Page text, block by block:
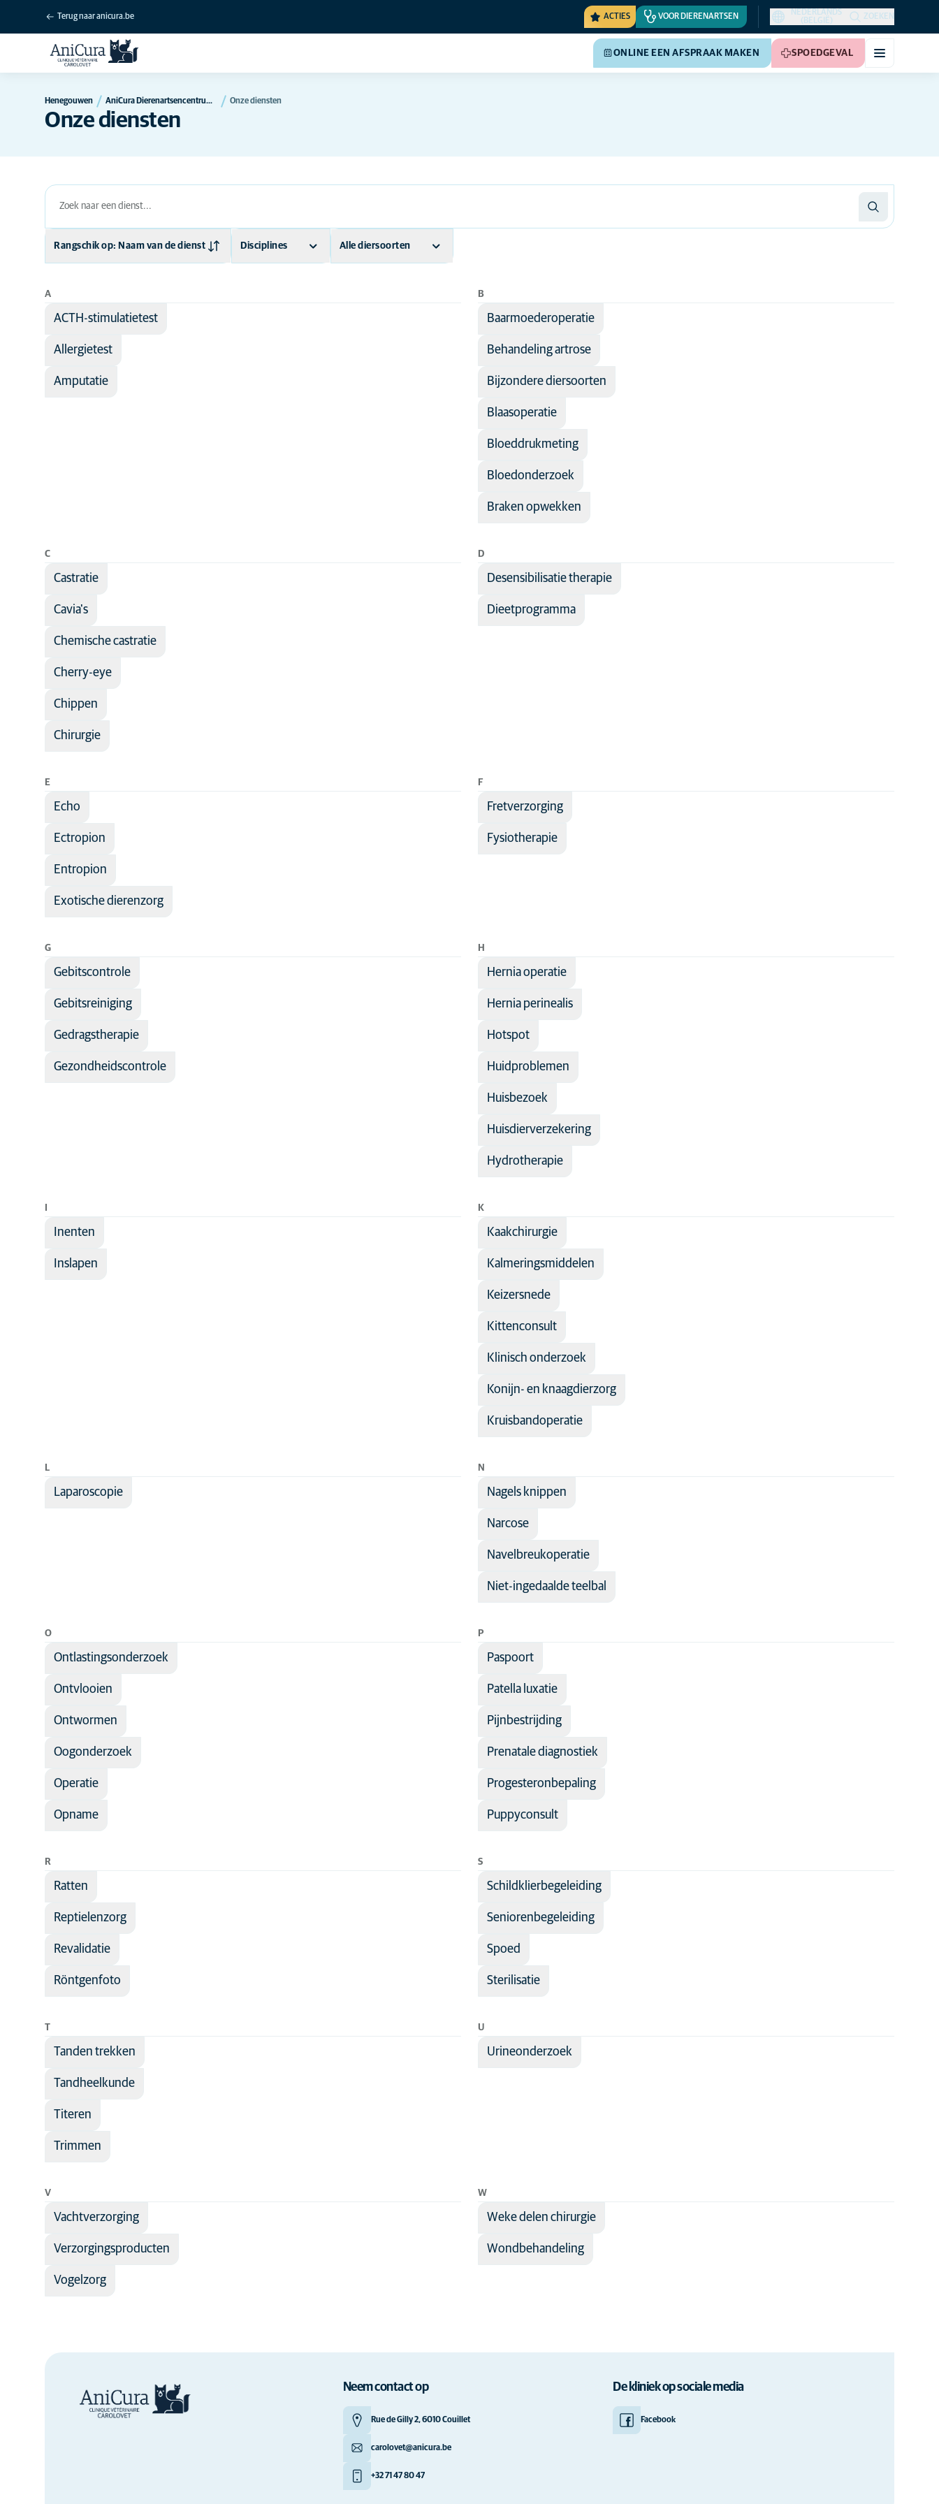
Terug naar anicura.be ACTIES VOOR DIERENARTSEN
NEDERLANDS
(BELGIË)
ZOEKEN
ONLINE EEN AFSPRAAK MAKEN SPOEDGEVAL
Henegouwen AniCura Dierenartsencentrum Carolovet in Charleroi Onze diensten
Onze diensten
Rangschik op: Naam van de dienst Disciplines Alle diersoorten
A
ACTH-stimulatietest
Allergietest
Amputatie
B
Baarmoederoperatie
Behandeling artrose
Bijzondere diersoorten
Blaasoperatie
Bloeddrukmeting
Bloedonderzoek
Braken opwekken
C
Castratie
Cavia's
Chemische castratie
Cherry-eye
Chippen
Chirurgie
D
Desensibilisatie therapie
Dieetprogramma
E
Echo
Ectropion
Entropion
Exotische dierenzorg
F
Fretverzorging
Fysiotherapie
G
Gebitscontrole
Gebitsreiniging
Gedragstherapie
Gezondheidscontrole
H
Hernia operatie
Hernia perinealis
Hotspot
Huidproblemen
Huisbezoek
Huisdierverzekering
Hydrotherapie
Inenten
Inslapen
K
Kaakchirurgie
Kalmeringsmiddelen
Keizersnede
Kittenconsult
Klinisch onderzoek
Konijn- en knaagdierzorg
Kruisbandoperatie
L
Laparoscopie
N
Nagels knippen
Narcose
Navelbreukoperatie
Niet-ingedaalde teelbal
O
Ontlastingsonderzoek
Ontvlooien
Ontwormen
Oogonderzoek
Operatie
Opname
P
Paspoort
Patella luxatie
Pijnbestrijding
Prenatale diagnostiek
Progesteronbepaling
Puppyconsult
R
Ratten
Reptielenzorg
Revalidatie
Röntgenfoto
S
Schildklierbegeleiding
Seniorenbegeleiding
Spoed
Sterilisatie
T
Tanden trekken
Tandheelkunde
Titeren
Trimmen
U
Urineonderzoek
V
Vachtverzorging
Verzorgingsproducten
Vogelzorg
W
Weke delen chirurgie
Wondbehandeling
Neem contact op
Rue de Gilly 2, 6010 Couillet
carolovet@anicura.be
+32 71 47 80 47
De kliniek op sociale media
Facebook